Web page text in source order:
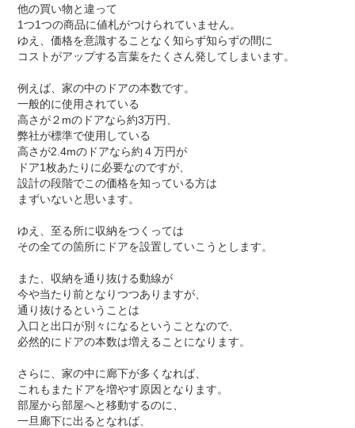
他の買い物と違って
1つ1つの商品に値札がつけられていません。
ゆえ、価格を意識することなく知らず知らずの間に
コストがアップする言葉をたくさん発してしまいます。
例えば、家の中のドアの本数です。
一般的に使用されている
高さが２ mのドアなら約3万円、
弊社が標準で使用している
高さが2.4mのドアなら約４万円が
ドア1枚あたりに必要なのですが、
設計の段階でこの価格を知っている方は
まずいないと思います。
ゆえ、至る所に収納をつくっては
その全ての箇所にドアを設置していこうとします。
また、収納を通り抜ける動線が
今や当たり前となりつつありますが、
通り抜けるということは
入口と出口が別々になるということなので、
必然的にドアの本数は増えることになります。
さらに、家の中に廊下が多くなれば、
これもまたドアを増やす原因となります。
部屋から部屋へと移動するのに、
一旦廊下に出るとなれば、